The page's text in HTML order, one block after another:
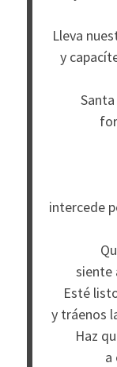
Lleva
y
intercede
siente
Esté
y tráenos
Haz
a